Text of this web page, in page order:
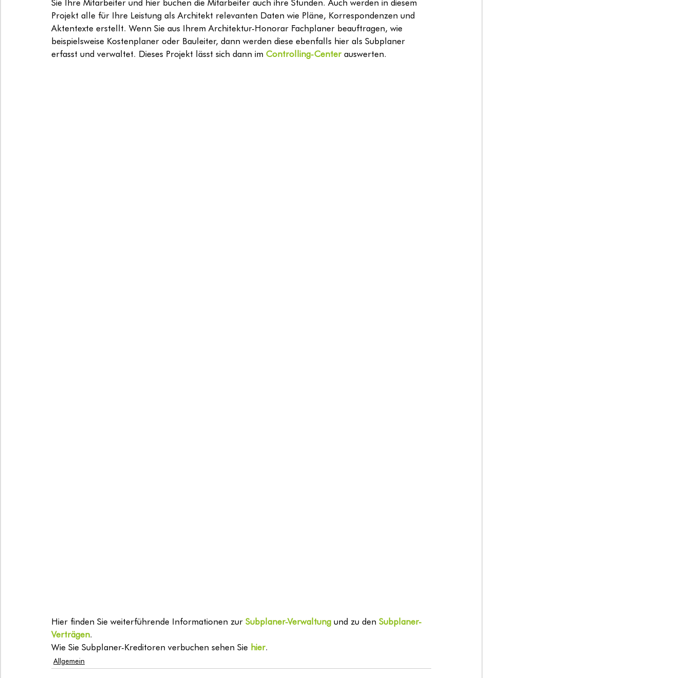
Sie Ihre Mitarbeiter und hier buchen die Mitarbeiter auch ihre Stunden. Auch werden in diesem
Projekt alle für Ihre Leistung als Architekt relevanten Daten wie Pläne, Korrespondenzen und
Aktentexte erstellt. Wenn Sie aus Ihrem Architektur-Honorar Fachplaner beauftragen, wie
beispielsweise Kostenplaner oder Bauleiter, dann werden diese ebenfalls hier als Subplaner
erfasst und verwaltet. Dieses Projekt lässt sich dann im Controlling-Center auswerten.
Hier finden Sie weiterführende Informationen zur Subplaner-Verwaltung und zu den Subplaner-
Verträgen.
Wie Sie Subplaner-Kreditoren verbuchen sehen Sie hier.
Allgemein